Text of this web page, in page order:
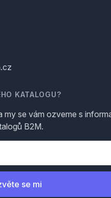
KATALOGU?
my se vám ozveme s
B2M.
se mi